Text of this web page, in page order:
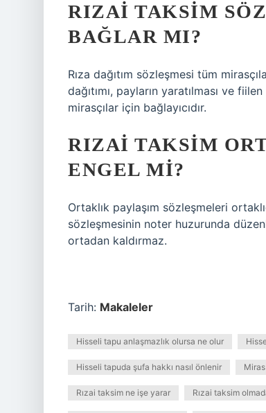
RIZAI TAKSIM
BAĞLAR MI?
Rıza dağıtım sözleşmesi tüm
dağıtımı, payların yaratılması ve
mirasçılar için bağlayıcıdır.
RIZAI TAKSIM
ENGEL MI?
Ortaklık paylaşım sözleşmeleri
sözleşmesinin noter huzurunda
ortadan kaldırmaz.
Tarih: Makaleler
Hisseli tapu anlaşmazlık olursa ne olur
Hisseli tapuda şufa hakkı nasıl önlenir
Rızai taksim ne işe yarar Rızai taksim